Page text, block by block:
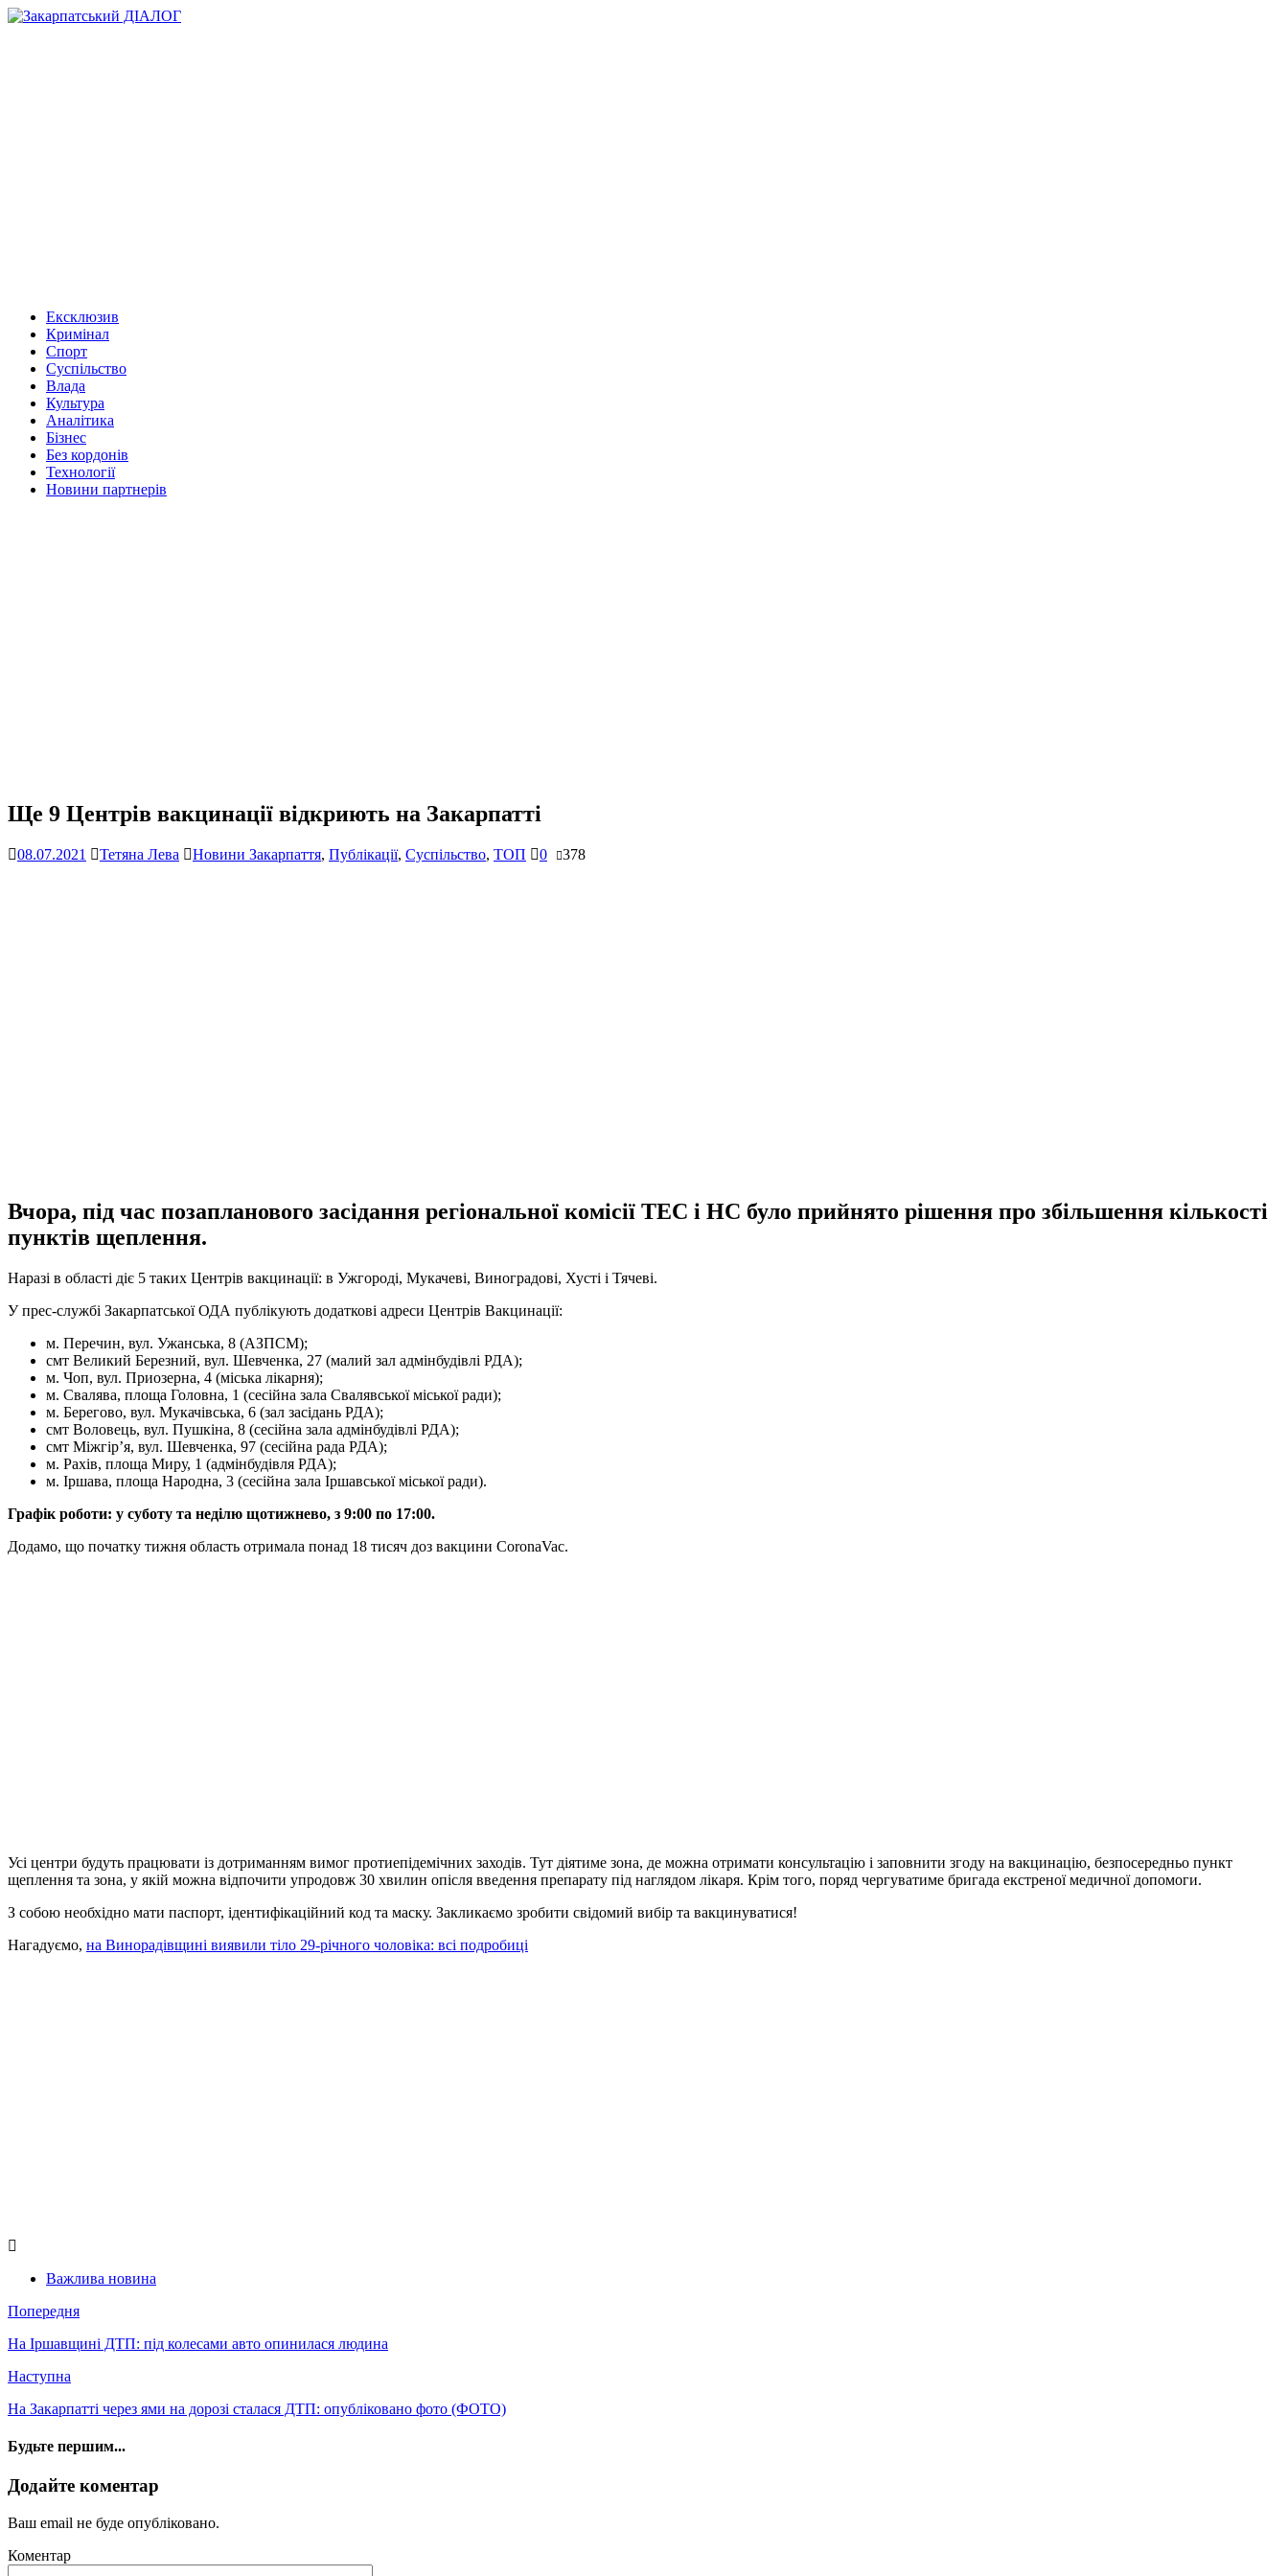
Ексклюзив
Кримінал
Спорт
Суспільство
Влада
Культура
Аналітика
Бізнес
Без кордонів
Технології
Новини партнерів
Ще 9 Центрів вакцинації відкриють на Закарпатті
08.07.2021 Тетяна Лева Новини Закарпаття, Публікації, Суспільство, ТОП 0 378
Вчора, під час позапланового засідання регіональної комісії ТЕС і НС було прийнято рішення про збільшення кількості
пунктів щеплення.
Наразі в області діє 5 таких Центрів вакцинації: в Ужгороді, Мукачеві, Виноградові, Хусті і Тячеві.
У прес-службі Закарпатської ОДА публікують додаткові адреси Центрів Вакцинації:
м. Перечин, вул. Ужанська, 8 (АЗПСМ);
смт Великий Березний, вул. Шевченка, 27 (малий зал адмінбудівлі РДА);
м. Чоп, вул. Приозерна, 4 (міська лікарня);
м. Свалява, площа Головна, 1 (сесійна зала Свалявської міської ради);
м. Берегово, вул. Мукачівська, 6 (зал засідань РДА);
смт Воловець, вул. Пушкіна, 8 (сесійна зала адмінбудівлі РДА);
смт Міжгір’я, вул. Шевченка, 97 (сесійна рада РДА);
м. Рахів, площа Миру, 1 (адмінбудівля РДА);
м. Іршава, площа Народна, 3 (сесійна зала Іршавської міської ради).
Графік роботи: у суботу та неділю щотижнево, з 9:00 по 17:00.
Додамо, що початку тижня область отримала понад 18 тисяч доз вакцини CoronaVac.
Усі центри будуть працювати із дотриманням вимог протиепідемічних заходів. Тут діятиме зона, де можна отримати консультацію і заповнити згоду на вакцинацію, безпосередньо пункт
щеплення та зона, у якій можна відпочити упродовж 30 хвилин опісля введення препарату під наглядом лікаря. Крім того, поряд чергуватиме бригада екстреної медичної допомоги.
З собою необхідно мати паспорт, ідентифікаційний код та маску. Закликаємо зробити свідомий вибір та вакцинуватися!
Нагадуємо, на Винорадівщині виявили тіло 29-річного чоловіка: всі подробиці
Важлива новина
Попередня
На Іршавщині ДТП: під колесами авто опинилася людина
Наступна
На Закарпатті через ями на дорозі сталася ДТП: опубліковано фото (ФОТО)
Будьте першим...
Додайте коментар
Ваш email не буде опубліковано.
Коментар